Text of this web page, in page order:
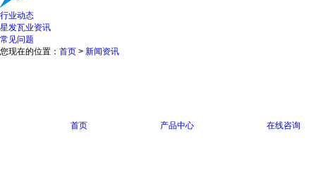
行业动态
星发瓦业资讯
常见问题
您现在的位置： 首页 > 新闻资讯
首页 产品中心 在线咨询